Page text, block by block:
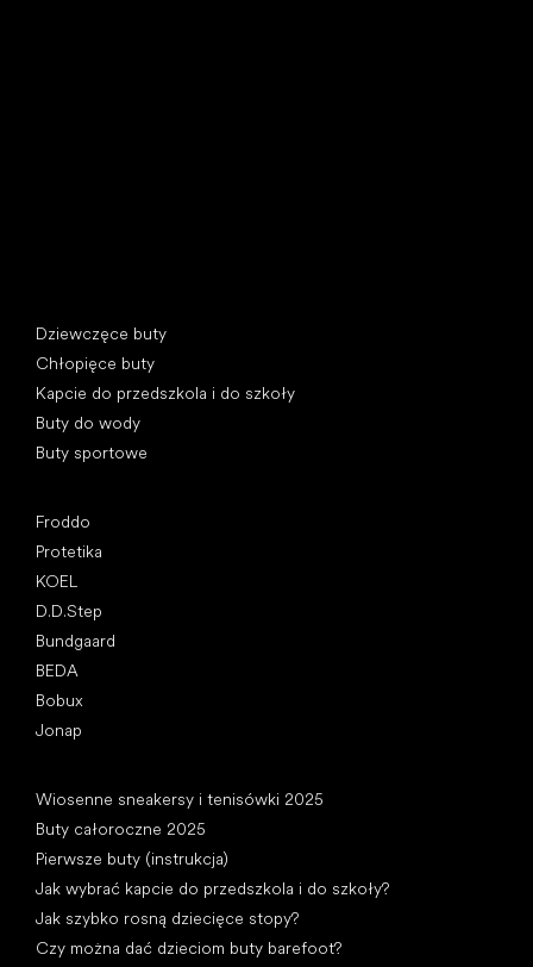
Dziewczęce buty
Chłopięce buty
Kapcie do przedszkola i do szkoły
Buty do wody
Buty sportowe
Froddo
Protetika
KOEL
D.D.Step
Bundgaard
BEDA
Bobux
Jonap
Wiosenne sneakersy i tenisówki 2025
Buty całoroczne 2025
Pierwsze buty (instrukcja)
Jak wybrać kapcie do przedszkola i do szkoły?
Jak szybko rosną dziecięce stopy?
Czy można dać dzieciom buty barefoot?